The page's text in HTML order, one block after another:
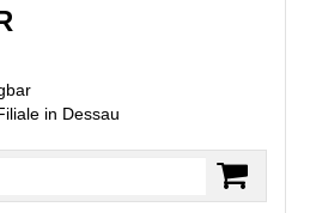
in Dessau